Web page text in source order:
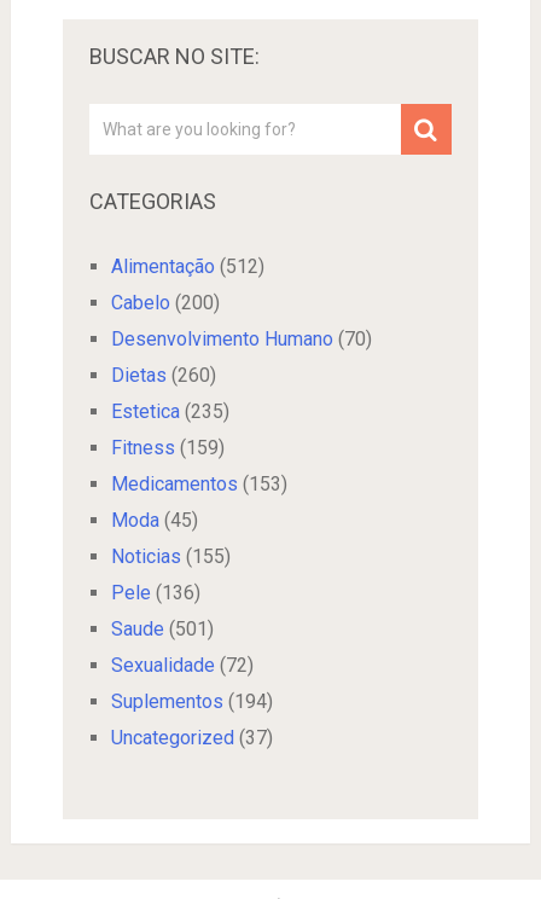
BUSCAR NO SITE:
CATEGORIAS
Alimentação (512)
Cabelo (200)
Desenvolvimento Humano (70)
Dietas (260)
Estetica(235)
Fitness (159)
Medicamentos (153)
Moda(45)
Noticias (155)
Pele (136)
Saude (501)
Sexualidade (72)
Suplementos (194)
Uncategorized (37)